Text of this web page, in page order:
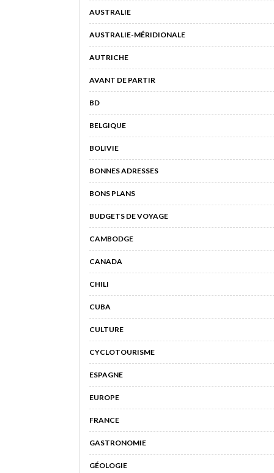
AUSTRALIE
AUSTRALIE-MÉRIDIONALE
AUTRICHE
AVANT DE PARTIR
BD
BELGIQUE
BOLIVIE
BONNES ADRESSES
BONS PLANS
BUDGETS DE VOYAGE
CAMBODGE
CANADA
CHILI
CUBA
CULTURE
CYCLOTOURISME
ESPAGNE
EUROPE
FRANCE
GASTRONOMIE
GÉOLOGIE